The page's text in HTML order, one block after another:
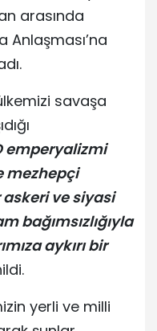
arasında
savaşa
emperyalizmi
mezhepçi
ve siyasi
bağımsızlığıyla
aykırı bir
yerli ve milli